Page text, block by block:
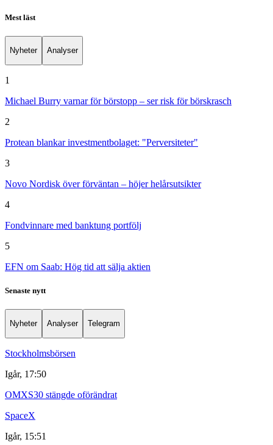
Mest läst
Nyheter Analyser
1
Michael Burry varnar för börstopp – ser risk för börskrasch
2
Protean blankar investmentbolaget: "Perversiteter"
3
Novo Nordisk över förväntan – höjer helårsutsikter
4
Fondvinnare med banktung portfölj
5
EFN om Saab: Hög tid att sälja aktien
Senaste nytt
Nyheter Analyser Telegram
Stockholmsbörsen
Igår, 17:50
OMXS30 stängde oförändrat
SpaceX
Igår, 15:51